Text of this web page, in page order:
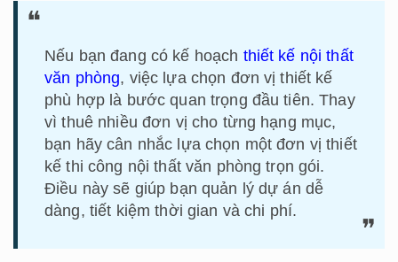
Nếu bạn đang có kế hoạch thiết kế nội thất
văn phòng, việc lựa chọn đơn vị thiết kế
phù hợp là bước quan trọng đầu tiên. Thay
vì thuê nhiều đơn vị cho từng hạng mục,
bạn hãy cân nhắc lựa chọn một đơn vị thiết
kế thi công nội thất văn phòng trọn gói.
Điều này sẽ giúp bạn quản lý dự án dễ
dàng, tiết kiệm thời gian và chi phí.